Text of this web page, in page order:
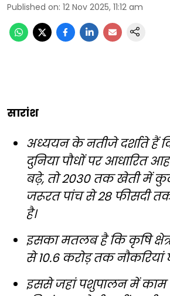
Published on: 12 Nov 2025, 11:12 am
सारांश
अध्ययन के नतीजे दर्शाते हैं
दुनिया पौधों पर आधारित
बढ़े, तो 2030 तक खेती में
जरूरत पांच से 28 फीसदी
है।
इसका मतलब है कि कृषि
से 10.6 करोड़ तक नौकरियां
इससे जहां पशुपालन में काम